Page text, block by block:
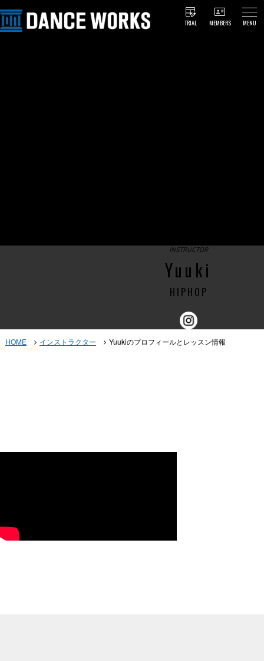
TRIAL MEMBERS MENU
INSTRUCTOR
Yuuki
HIPHOP
HOME インストラクター Yuukiのプロフィールとレッスン情報